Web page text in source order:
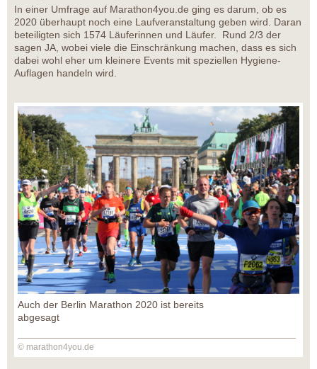
In einer Umfrage auf Marathon4you.de ging es darum, ob es
2020 überhaupt noch eine Laufveranstaltung geben wird. Daran
beteiligten sich 1574 Läuferinnen und Läufer. Rund 2/3 der
sagen JA, wobei viele die Einschränkung machen, dass es sich
dabei wohl eher um kleinere Events mit speziellen Hygiene-
Auflagen handeln wird.
Auch der Berlin Marathon 2020 ist bereits
abgesagt
© marathon4you.de